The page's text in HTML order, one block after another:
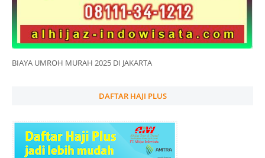
BIAYA UMROH MURAH 2025 DI JAKARTA
DAFTAR HAJI PLUS